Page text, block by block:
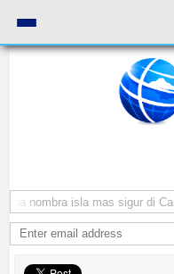
nombra isla mas sigur di